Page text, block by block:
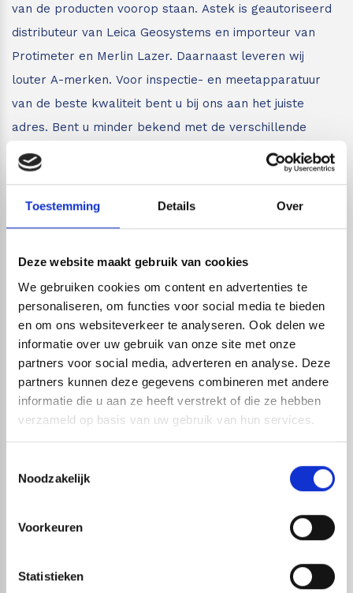
Toestemming Details Over
Deze website maakt gebruik van cookies
We gebruiken cookies om content en advertenties te
personaliseren, om functies voor social media te bieden
en om ons websiteverkeer te analyseren. Ook delen we
informatie over uw gebruik van onze site met onze
partners voor social media, adverteren en analyse. Deze
partners kunnen deze gegevens combineren met andere
informatie die u aan ze heeft verstrekt of die ze hebben
verzameld op basis van uw gebruik van hun services.
Noodzakelijk
Voorkeuren
Statistieken
van de producten voorop staan. Astek is geautoriseerd
distributeur van Leica Geosystems en importeur van
Protimeter en Merlin Lazer. Daarnaast leveren wij
louter A-merken. Voor inspectie- en meetapparatuur
van de beste kwaliteit bent u bij ons aan het juiste
adres. Bent u minder bekend met de verschillende
inspectie- en meetapparatuur zoals afstandsmeters,
lijnlasers en glasmeters?
Wij leveren vakkundig advies
aan iedereen die met onze meetapparatuur gaat
en helpen wij u bij het vergelijken van de verschillende
modellen om tot de beste keuze te komen. Meer
informatie over specifieke producten kunt u vinden op
de productpagina’s. Mocht u daarna nog vragen hebben
dan kunt u altijd per mail of telefoon contact met ons
opnemen.
Chat met één van onze specialisten
Maandag t/m zondag tussen: 7:00 uur tot 22:00 uur